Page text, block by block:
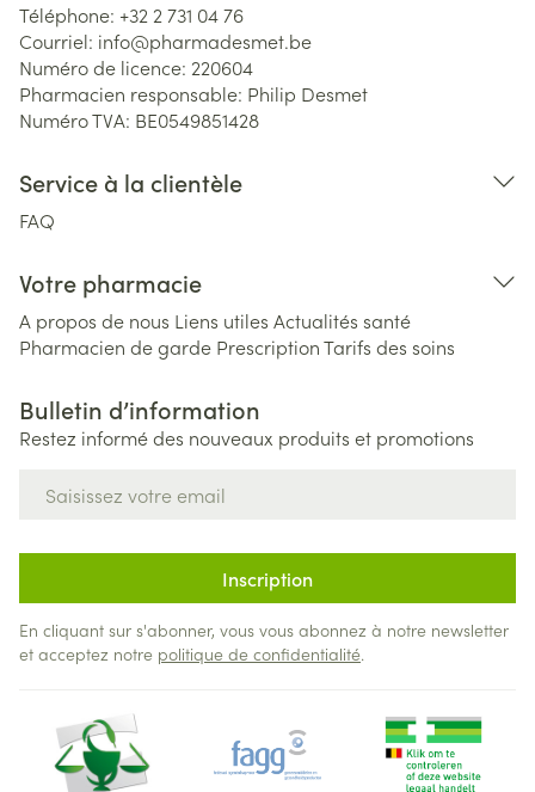
Téléphone: +32 2 731 04 76
Courriel: info@pharmadesmet.be
Numéro de licence: 220604
Pharmacien responsable: Philip Desmet
Numéro TVA: BE0549851428
Service à la clientèle
FAQ
Votre pharmacie
A propos de nous Liens utiles Actualités santé
Pharmacien de garde PrescriptionTarifs des soins
Bulletin d’information
Restez informé des nouveaux produits et promotions
Inscription
En cliquant sur s'abonner, vous vous abonnez à notre newsletter
et acceptez notre politique de confidentialité.